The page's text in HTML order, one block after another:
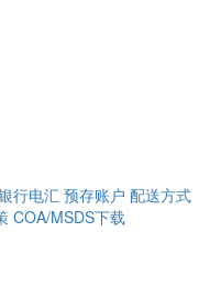
行电汇 预存账户 配送方式
COA/MSDS下载